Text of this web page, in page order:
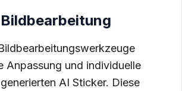
Anpassung und individuelle
AI Sticker. Diese